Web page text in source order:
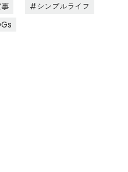
シンプルライフ